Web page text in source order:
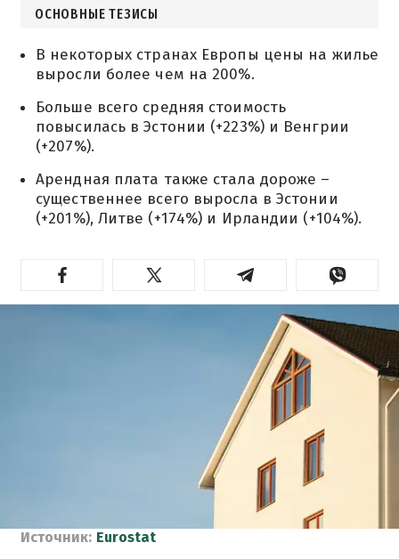
ОСНОВНЫЕ ТЕЗИСЫ
В некоторых странах Европы цены на жилье
выросли более чем на 200%.
Больше всего средняя стоимость
повысилась в Эстонии (+223%) и Венгрии
(+207%).
Арендная плата также стала дороже –
существеннее всего выросла в Эстонии
(+201%), Литве (+174%) и Ирландии (+104%).
Источник: Eurostat